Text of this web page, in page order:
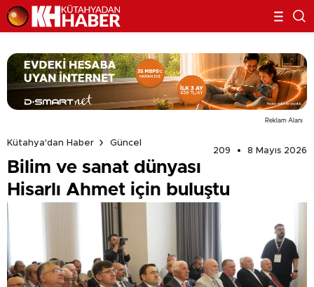
Reklam Alanı
Kütahya'dan Haber
Güncel
209
8 Mayıs 2026
Bilim ve sanat dünyası
Hisarlı Ahmet için buluştu